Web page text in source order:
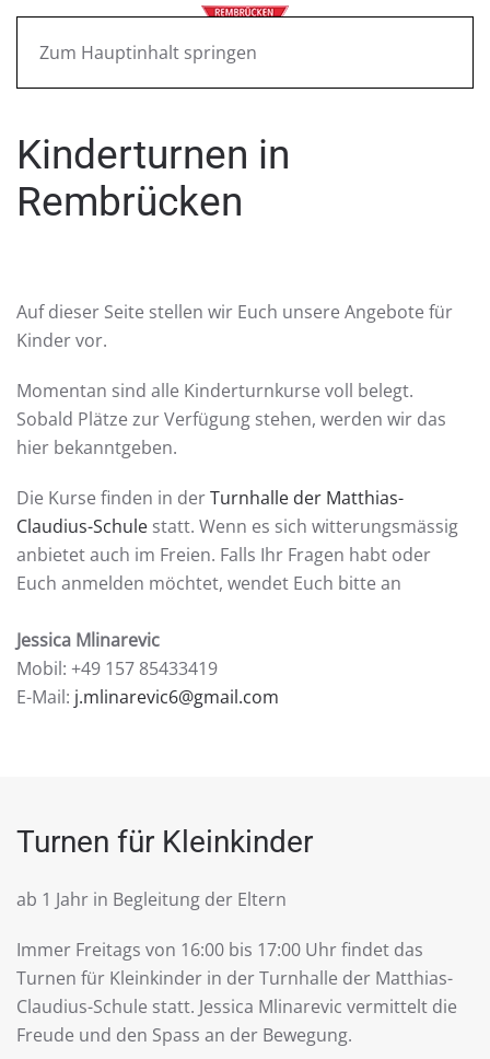
Zum Hauptinhalt springen
Kinderturnen in
Rembrücken
Auf dieser Seite stellen wir Euch unsere Angebote für
Kinder vor.
Momentan sind alle Kinderturnkurse voll belegt.
Sobald Plätze zur Verfügung stehen, werden wir das
hier bekanntgeben.
Die Kurse finden in derTurnhalle der Matthias-
Claudius-Schule statt. Wenn es sich witterungsmässig
anbietet auch im Freien. Falls Ihr Fragen habt oder
Euch anmelden möchtet, wendet Euch bitte an
Jessica Mlinarevic
Mobil: +49 157 85433419
E-Mail: j.mlinarevic6@gmail.com
Turnen für Kleinkinder
ab 1 Jahr in Begleitung der Eltern
Immer Freitags von 16:00 bis 17:00 Uhr findet das
Turnen für Kleinkinder in der Turnhalle der Matthias-
Claudius-Schule statt. Jessica Mlinarevic vermittelt die
Freude und den Spass an der Bewegung.